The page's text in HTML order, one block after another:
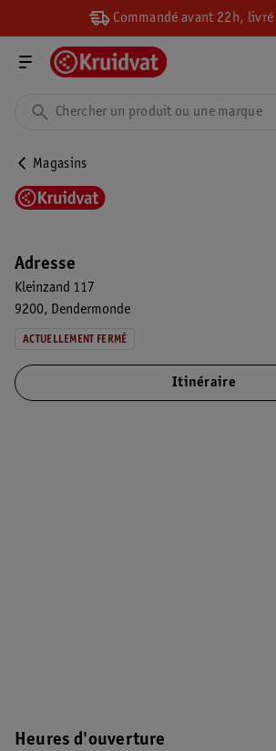
Commandé avant 22h, livré
Magasins
Adresse
Kleinzand 117
9200
Dendermonde
ACTUELLEMENT FERMÉ
Itinéraire
Heures d'ouverture